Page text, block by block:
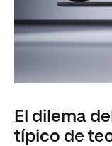
El dilema
típico de